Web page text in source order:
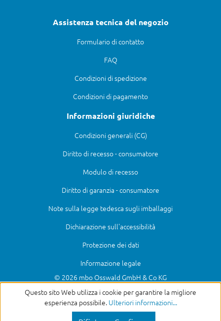
Questo sito Web utilizza i cookie per garantire la migliore
esperienza possibile. Ulteriori informazioni...
Assistenza tecnica del negozio
Formulario di contatto
FAQ
Condizioni di spedizione
Condizioni di pagamento
Informazioni giuridiche
Condizioni generali (CG)
Diritto di recesso - consumatore
Modulo di recesso
Diritto di garanzia - consumatore
Note sulla legge tedesca sugli imballaggi
Dichiarazione sull'accessibilità
Protezione dei dati
Informazione legale
© 2026 mbo Osswald GmbH & Co KG